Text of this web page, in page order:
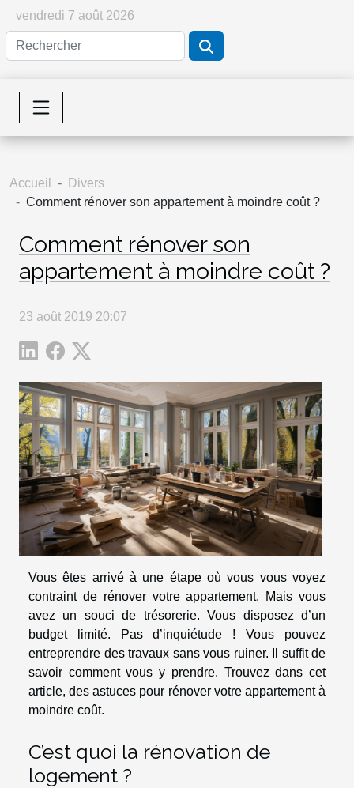
vendredi 7 août 2026
Accueil
Divers
Comment rénover son appartement à moindre coût ?
Comment rénover son
appartement à moindre coût ?
23 août 2019 20:07
Vous êtes arrivé à une étape où vous vous voyez
contraint de rénover votre appartement. Mais vous
avez un souci de trésorerie. Vous disposez d’un
budget limité. Pas d’inquiétude ! Vous pouvez
entreprendre des travaux sans vous ruiner. Il suffit de
savoir comment vous y prendre. Trouvez dans cet
article, des astuces pour rénover votre appartement à
moindre coût.
C’est quoi la rénovation de
logement ?